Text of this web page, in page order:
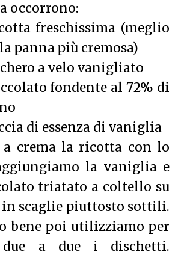
occorrono:
freschissima (meglio
panna più cremosa)
a velo vanigliato
fondente al 72% di
di essenza di vaniglia
a crema la ricotta con lo
la vaniglia e
triatato a coltello su
scaglie piuttosto sottili.
bene poi utilizziamo per
a due i dischetti.